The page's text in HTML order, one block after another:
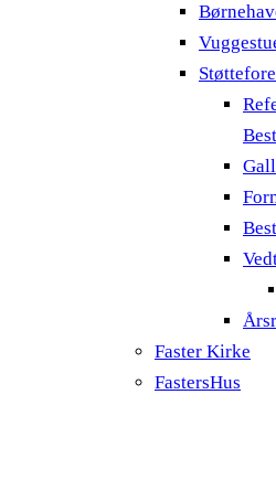
Faster Kirke
FastersHus